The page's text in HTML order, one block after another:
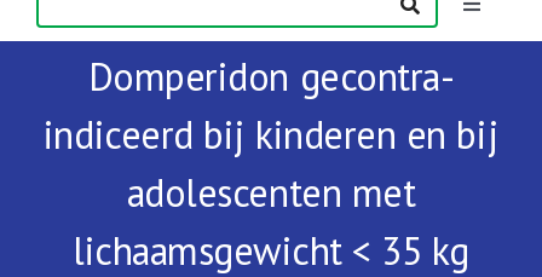
Toggle
Publicaties
Domperidon gecontra-
indiceerd bij kinderen en bij
adolescenten met
lichaamsgewicht < 35 kg